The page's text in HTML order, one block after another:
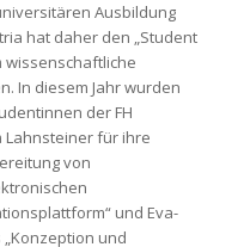
Ausbildung
hat daher den „Student
wissenschaftliche
In diesem Jahr wurden
der FH
Lahnsteiner für ihre
von
und Eva-
und